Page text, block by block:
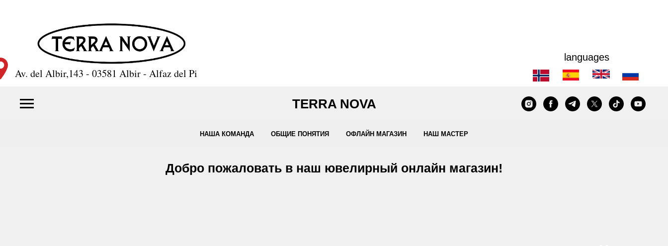
Av. del Albir,143 - 03581 Albir - Alfaz del Pi
languages
TERRA NOVA
НАША КОМАНДА ОБЩИЕ ПОНЯТИЯ ОФЛАЙН МАГАЗИН НАШ МАСТЕР
Добро пожаловать в наш ювелирный онлайн магазин!